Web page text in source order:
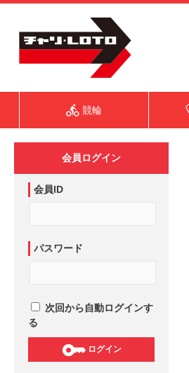
競輪
会員ログイン
会員ID
パスワード
次回から自動ログインす
る
ログイン